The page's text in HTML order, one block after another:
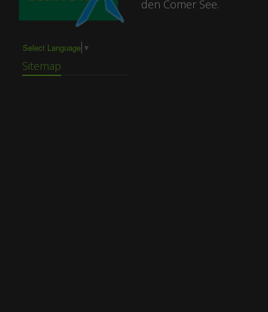
Select Language ▼
Sitemap
den Comer See.